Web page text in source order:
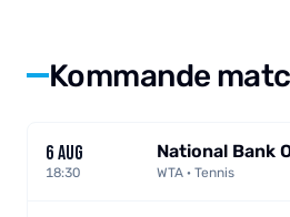
Kommande
6 AUG
18:30
National Bank
WTA · Tennis